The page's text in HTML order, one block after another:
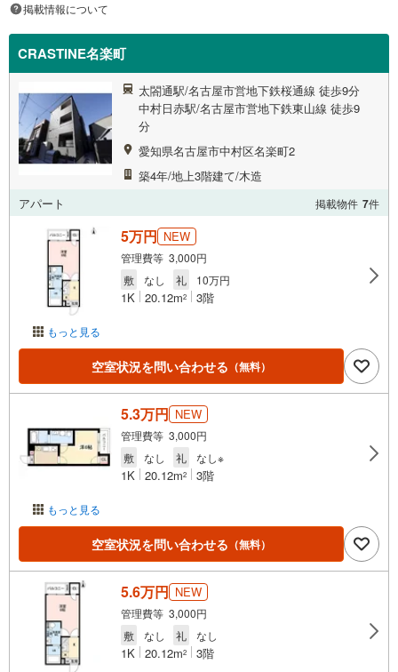
掲載情報について
CRASTINE名楽町
太閤通駅/名古屋市営地下鉄桜通線 徒歩9分
中村日赤駅/名古屋市営地下鉄東山線 徒歩9
分
愛知県名古屋市中村区名楽町2
築4年/地上3階建て/木造
アパート
掲載物件 7件
もっと見る
5万円 NEW
管理費等 3,000円
敷
なし 礼 10万円
1K 20.12m2 3階
空室状況を問い合わせる （無料）
もっと見る
5.3万円 NEW
管理費等 3,000円
敷
なし 礼 なし※
1K 20.12m2 3階
空室状況を問い合わせる （無料）
5.6万円 NEW
管理費等 3,000円
敷
なし 礼 なし
1K 20.12m2 3階